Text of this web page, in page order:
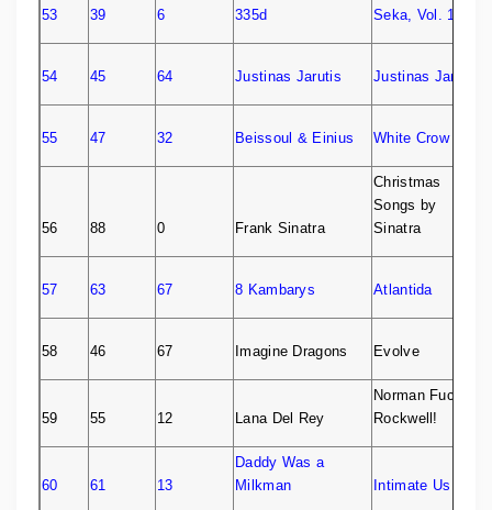
53 39 6 335d Seka, Vol. 1
54 45 64 Justinas Jarutis Justinas Jarutis
55 47 32 Beissoul & Einius White Crow
56 88 0 Frank Sinatra
Christmas
Songs by
Sinatra
57 63 67 8 Kambarys Atlantida
58 46 67 Imagine Dragons Evolve
59 55 12 Lana Del Rey
Norman Fucking
Rockwell!
60 61 13
Daddy Was a
Milkman
Intimate Us